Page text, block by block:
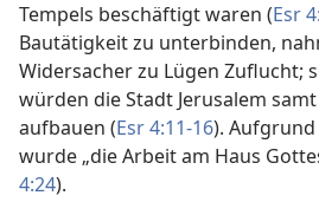
Tempels beschäftigt waren (Esr
Bautätigkeit zu unterbinden,
Widersacher zu Lügen Zuflucht;
würden die Stadt Jerusalem
aufbauen (Esr 4:11-16).
wurde „die Arbeit am Haus
4:24).